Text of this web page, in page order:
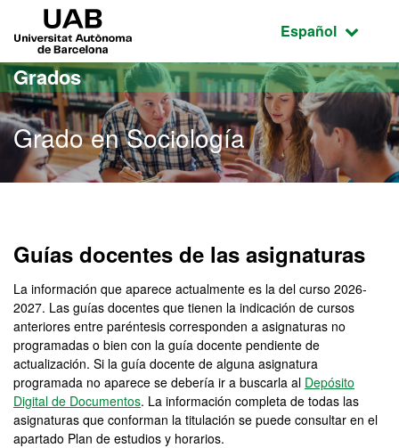
Acceso al contenido principal
Acceso a la navegación de la página
Idioma
Español
Grados
Grado en Sociología
Guías docentes de las asignaturas
La información que aparece actualmente es la del curso 2026-
2027. Las guías docentes que tienen la indicación de cursos
anteriores entre paréntesis corresponden a asignaturas no
programadas o bien con la guía docente pendiente de
actualización. Si la guía docente de alguna asignatura
programada no aparece se debería ir a buscarla al Depósito
Digital de Documentos. La información completa de todas las
asignaturas que conforman la titulación se puede consultar en el
apartado Plan de estudios y horarios.